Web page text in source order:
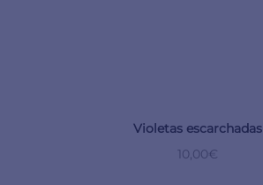
Violetas escarchadas
10,00€